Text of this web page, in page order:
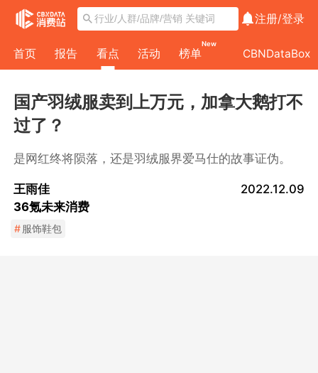
注册/登录
首页 报告 看点 活动 榜单
New
CBNDataBox
国产羽绒服卖到上万元，加拿大鹅打不
过了？
是网红终将陨落，还是羽绒服界爱马仕的故事证伪。
王雨佳
36氪未来消费
2022.12.09
#服饰鞋包